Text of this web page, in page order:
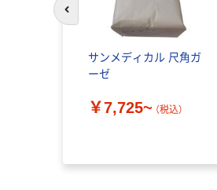
サンメディカル 尺角ガ
ーゼ
￥7,725~ （税込）
前のスライドへ